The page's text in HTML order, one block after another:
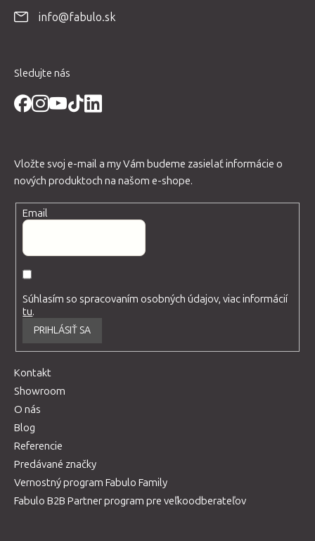
info@fabulo.sk
Sledujte nás
Vložte svoj e-mail a my Vám budeme zasielať informácie o
nových produktoch na našom e-shope.
Email
Súhlasím so spracovaním osobných údajov, viac informácií
tu.
PRIHLÁSIŤ SA
Kontakt
Showroom
O nás
Blog
Referencie
Predávané značky
Vernostný program Fabulo Family
Fabulo B2B Partner program pre veľkoodberateľov